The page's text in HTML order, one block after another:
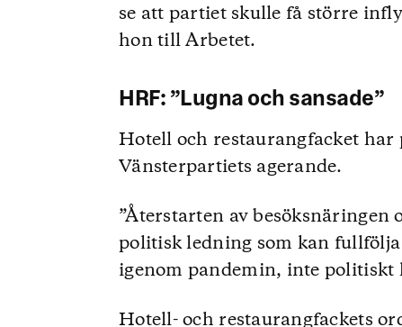
se att partiet skulle få större
hon till Arbetet.
HRF: ”Lugna och sansade”
Hotell och restaurangfacket
Vänsterpartiets agerande.
”Återstarten av
politisk ledning som kan
igenom pandemin, inte politiskt
Hotell- och restaurangfackets